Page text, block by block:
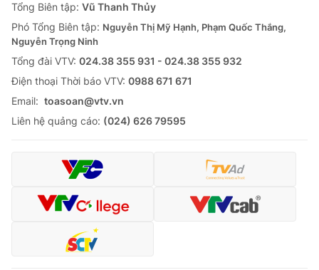
Tổng Biên tập: Vũ Thanh Thủy
Phó Tổng Biên tập: Nguyễn Thị Mỹ Hạnh, Phạm Quốc Thắng,
Nguyễn Trọng Ninh
Tổng đài VTV: 024.38 355 931 - 024.38 355 932
Ðiện thoại Thời báo VTV: 0988 671 671
Email: toasoan@vtv.vn
Liên hệ quảng cáo: (024) 626 79595